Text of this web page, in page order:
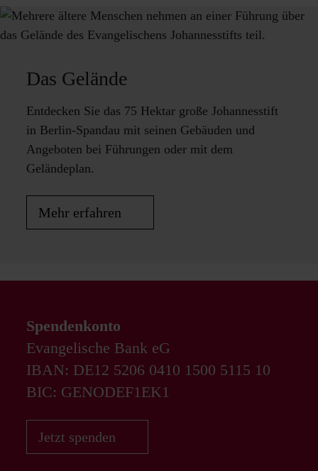
Das Gelände
Entdecken Sie das 75 Hektar große Johannesstift
in Berlin-Spandau mit seinen Gebäuden und
Angeboten bei Führungen oder mit dem
Geländeplan.
Mehr erfahren
Spendenkonto
Evangelische Bank eG
IBAN: DE12 5206 0410 1500 5115 10
BIC: GENODEF1EK1
Jetzt spenden